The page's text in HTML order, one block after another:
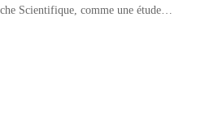
Scientifique, comme une étude…